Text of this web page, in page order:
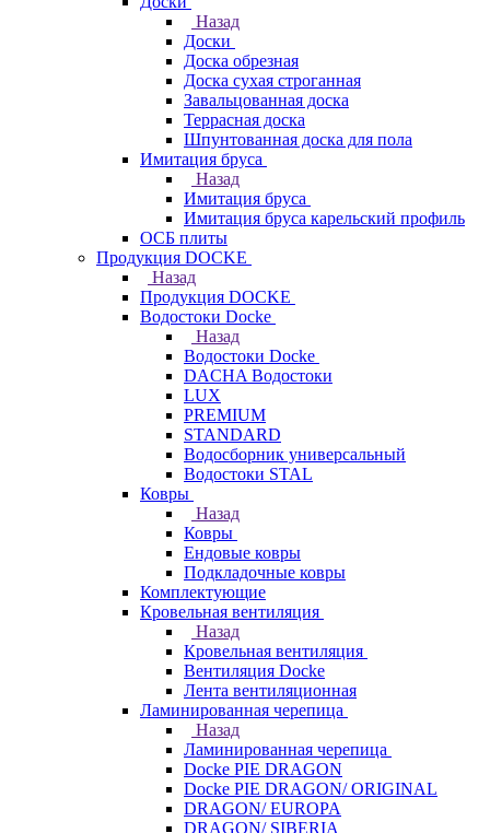
Назад
Доски
Доска обрезная
Доска сухая строганная
Завальцованная доска
Террасная доска
Шпунтованная доска для пола
Имитация бруса
Назад
Имитация бруса
Имитация бруса карельский профиль
ОСБ плиты
Продукция DOCKE
Назад
Продукция DOCKE
Водостоки Docke
Назад
Водостоки Docke
DACHA Водостоки
LUX
PREMIUM
STANDARD
Водосборник универсальный
Водостоки STAL
Ковры
Назад
Ковры
Ендовые ковры
Подкладочные ковры
Комплектующие
Кровельная вентиляция
Назад
Кровельная вентиляция
Вентиляция Docke
Лента вентиляционная
Ламинированная черепица
Назад
Ламинированная черепица
Docke PIE DRAGON
Docke PIE DRAGON/ ORIGINAL
DRAGON/ EUROPA
DRAGON/ SIBERIA